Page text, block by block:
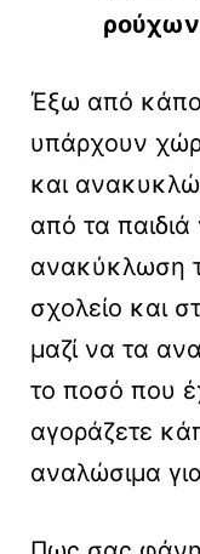
ρούχων
Έξω από
υπάρχουν
και
από τα
ανακύκλωση
σχολείο και
μαζί να τα
το ποσό που
αγοράζετε
αναλώσιμα